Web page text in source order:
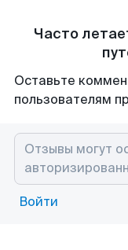
Часто
Оставьте
пользователям
Войти